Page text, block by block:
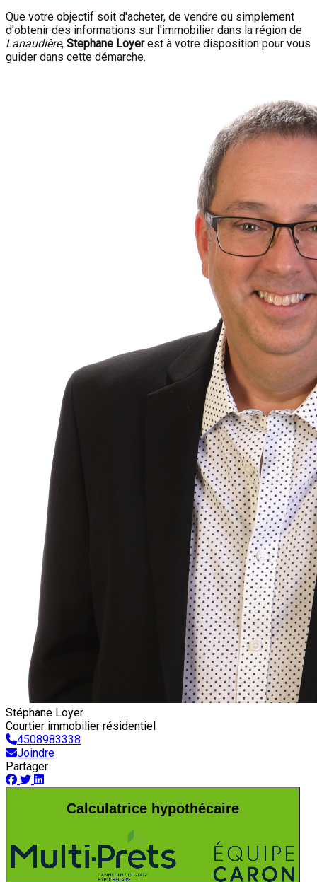
Que votre objectif soit d'acheter, de vendre ou simplement
d'obtenir des informations sur l'immobilier dans la région de
Lanaudière, Stephane Loyerest à votre disposition pour vous
guider dans cette démarche.
Stéphane Loyer
Courtier immobilier résidentiel
4508983338
Joindre
Partager
Calculatrice hypothécaire